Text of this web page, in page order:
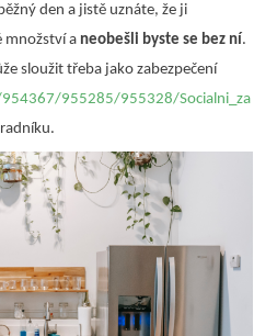
den a jistě uznáte, že ji
množství a neobešli byste se bez ní.
sloužit třeba jako zabezpečení
955285/955328/Socialni_za